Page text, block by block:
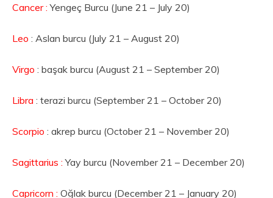
Cancer : Yengeç Burcu (June 21 – July 20)
Leo : Aslan burcu (July 21 – August 20)
Virgo : başak burcu (August 21 – September 20)
Libra : terazi burcu (September 21 – October 20)
Scorpio : akrep burcu (October 21 – November 20)
Sagittarius : Yay burcu (November 21 – December 20)
Capricorn : Oğlak burcu (December 21 – January 20)